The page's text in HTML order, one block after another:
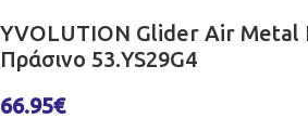
YVOLUTION Glider Air Metal
Πράσινο 53.YS29G4
66.95€